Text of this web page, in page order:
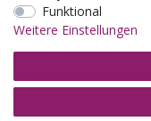
©
Funktional
Weitere Einstellungen